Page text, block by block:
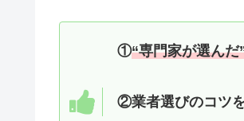
①“専門家が選ん
②業者選びのコツを